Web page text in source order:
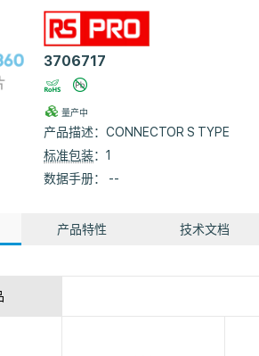
3706717
量产中
产品描述：CONNECTOR S TYPE
标准包装：1
数据手册： --
产品特性 技术文档